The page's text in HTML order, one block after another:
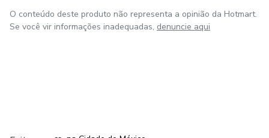
O conteúdo deste produto não representa a opinião da Hotmart.
Se você vir informações inadequadas, denuncie aqui